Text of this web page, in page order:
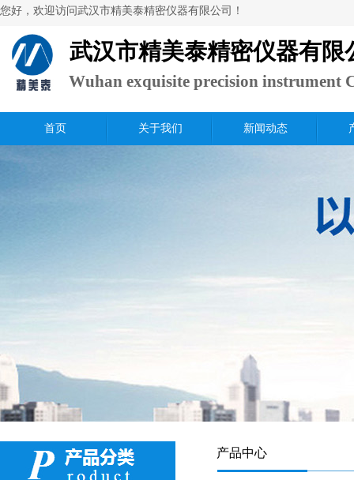
​您好，欢迎访问武汉市精美泰精密仪器有限公司！
武汉市精美泰精密仪器有限
Wuhan exquisite precision instrument
Ltd.
首页 关于我们 新闻动态
产品中心